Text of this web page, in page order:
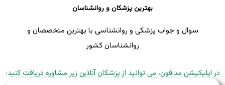
بهترین پزشکان و روانشناسان
سوال و جواب پزشکی و روانشناسی با بهترین متخصصان و
روانشناسان کشور
در اپلیکیشن مدافون، می توانید از پزشکان آنلاین زیر مشاوره دریافت کنید: